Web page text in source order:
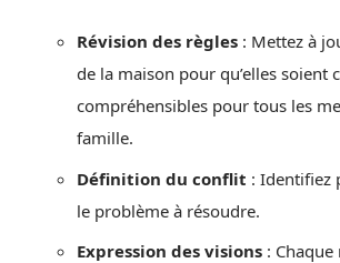
Révision des règles : Mettez à
de la maison pour qu’elles soient
compréhensibles pour tous les
famille.
Définition du conflit : Identifiez
le problème à résoudre.
Expression des visions :